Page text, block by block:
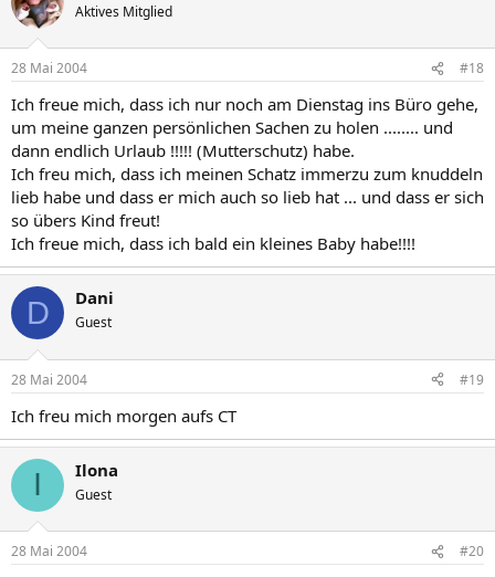
Aktives Mitglied
28 Mai 2004 #18
Ich freue mich, dass ich nur noch am Dienstag ins Büro gehe,
um meine ganzen persönlichen Sachen zu holen ........ und
dann endlich Urlaub !!!!! (Mutterschutz) habe.
Ich freu mich, dass ich meinen Schatz immerzu zum knuddeln
lieb habe und dass er mich auch so lieb hat ... und dass er sich
so übers Kind freut!
Ich freue mich, dass ich bald ein kleines Baby habe!!!!
D Dani
Guest
28 Mai 2004 #19
Ich freu mich morgen aufs CT
I Ilona
Guest
28 Mai 2004 #20